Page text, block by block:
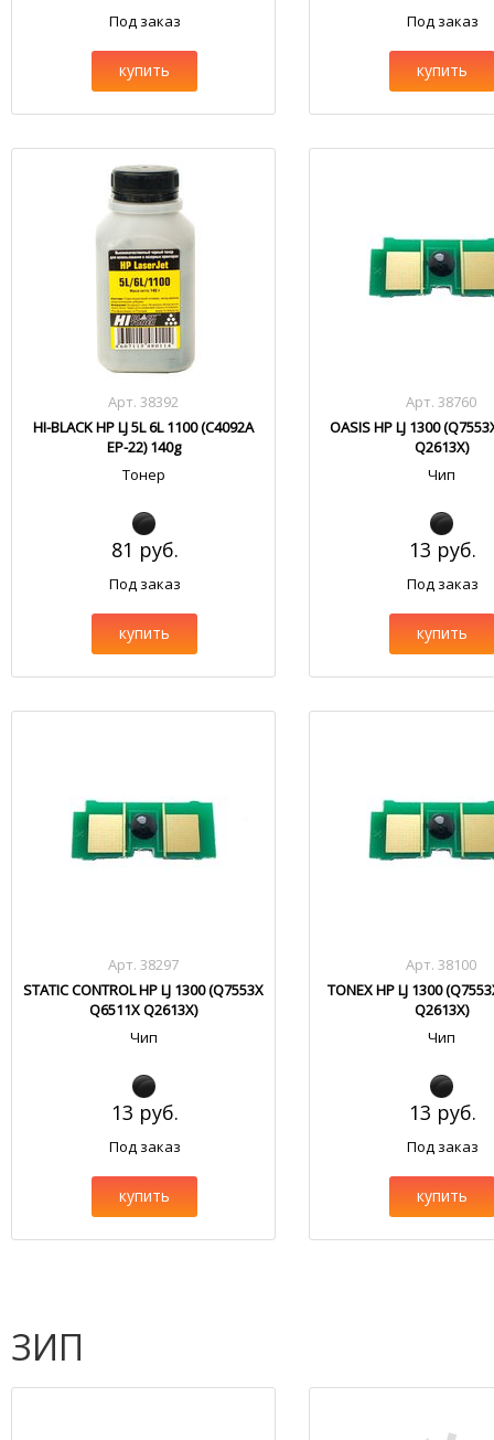
Под заказ
купить
Под заказ
купить
Арт. 38392
HI-BLACK HP LJ 5L 6L 1100 (C4092A
EP-22) 140g
Тонер
81 руб.
Под заказ
купить
Арт. 38760
OASIS HP LJ 1300
Q2613X)
Чип
13 руб.
Под заказ
купить
Арт. 38297
STATIC CONTROL HP LJ 1300 (Q7553X
Q6511X Q2613X)
Чип
13 руб.
Под заказ
купить
Арт. 38100
TONEX HP LJ 1300
Q2613X)
Чип
13 руб.
Под заказ
купить
ЗИП